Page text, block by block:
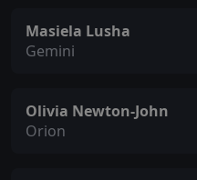
Masiela Lusha
Gemini
Olivia Newton-John
Orion